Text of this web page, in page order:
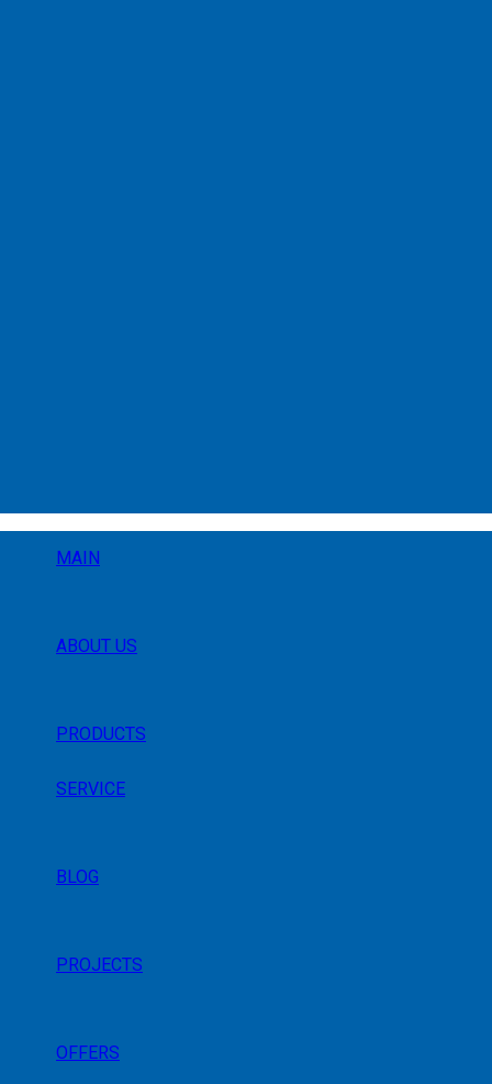
MAIN
ABOUT US
PRODUCTS
SERVICE
BLOG
PROJECTS
OFFERS